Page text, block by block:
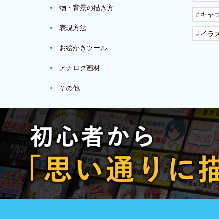
物・背景の描き方
表現方法
お絵かきツール
アナログ画材
その他
キャ
イラ